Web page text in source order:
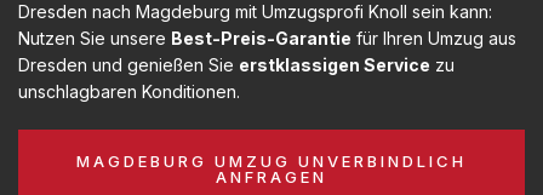
Dresden nach Magdeburg mit Umzugsprofi Knoll sein kann:
Nutzen Sie unsere Best-Preis-Garantie für Ihren Umzug aus
Dresden und genießen Sie erstklassigen Service zu
unschlagbaren Konditionen.
MAGDEBURG UMZUG UNVERBINDLICH
ANFRAGEN